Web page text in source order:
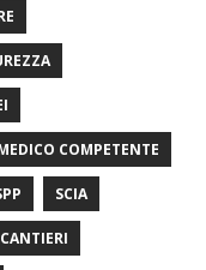
COMPETENTE
SCIA